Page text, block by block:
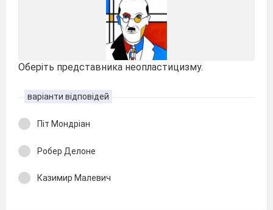
Оберіть представника неопластицизму.
варіанти відповідей
Піт Мондріан
Робер Делоне
Казимир Малевич